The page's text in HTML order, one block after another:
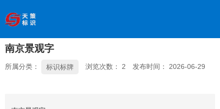
欢迎访问南京天策标识有限公司官网
医院、银行、政府、房地产、企事业单位、景区等基础建设
领域
全国服务热线： 18066033339
南京景观字
所属分类： 标识标牌 浏览次数： 2 发布时间： 2026-06-29